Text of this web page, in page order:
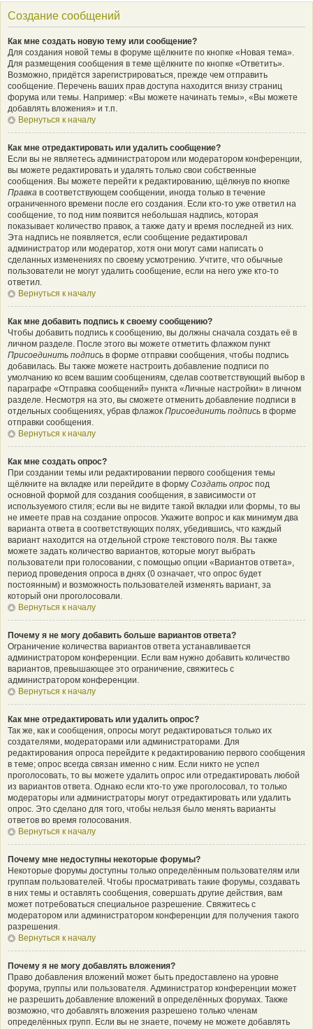
Создание сообщений
Как мне создать новую тему или сообщение?
Для создания новой темы в форуме щёлкните по кнопке «Новая тема».
Для размещения сообщения в теме щёлкните по кнопке «Ответить».
Возможно, придётся зарегистрироваться, прежде чем отправить
сообщение. Перечень ваших прав доступа находится внизу страниц
форума или темы. Например: «Вы можете начинать темы», «Вы можете
добавлять вложения» и т.п.
Вернуться к началу
Как мне отредактировать или удалить сообщение?
Если вы не являетесь администратором или модератором конференции,
вы можете редактировать и удалять только свои собственные
сообщения. Вы можете перейти к редактированию, щёлкнув по кнопке
Правка в соответствующем сообщении, иногда только в течение
ограниченного времени после его создания. Если кто-то уже ответил на
сообщение, то под ним появится небольшая надпись, которая
показывает количество правок, а также дату и время последней из них.
Эта надпись не появляется, если сообщение редактировал
администратор или модератор, хотя они могут сами написать о
сделанных изменениях по своему усмотрению. Учтите, что обычные
пользователи не могут удалить сообщение, если на него уже кто-то
ответил.
Вернуться к началу
Как мне добавить подпись к своему сообщению?
Чтобы добавить подпись к сообщению, вы должны сначала создать её в
личном разделе. После этого вы можете отметить флажком пункт
Присоединить подпись в форме отправки сообщения, чтобы подпись
добавилась. Вы также можете настроить добавление подписи по
умолчанию ко всем вашим сообщениям, сделав соответствующий выбор в
параграфе «Отправка сообщений» пункта «Личные настройки» в личном
разделе. Несмотря на это, вы сможете отменить добавление подписи в
отдельных сообщениях, убрав флажок Присоединить подпись в форме
отправки сообщения.
Вернуться к началу
Как мне создать опрос?
При создании темы или редактировании первого сообщения темы
щёлкните на вкладке или перейдите в форму Создать опрос под
основной формой для создания сообщения, в зависимости от
используемого стиля; если вы не видите такой вкладки или формы, то вы
не имеете прав на создание опросов. Укажите вопрос и как минимум два
варианта ответа в соответствующих полях, убедившись, что каждый
вариант находится на отдельной строке текстового поля. Вы также
можете задать количество вариантов, которые могут выбрать
пользователи при голосовании, с помощью опции «Вариантов ответа»,
период проведения опроса в днях (0 означает, что опрос будет
постоянным) и возможность пользователей изменять вариант, за
который они проголосовали.
Вернуться к началу
Почему я не могу добавить больше вариантов ответа?
Ограничение количества вариантов ответа устанавливается
администратором конференции. Если вам нужно добавить количество
вариантов, превышающее это ограничение, свяжитесь с
администратором конференции.
Вернуться к началу
Как мне отредактировать или удалить опрос?
Так же, как и сообщения, опросы могут редактироваться только их
создателями, модераторами или администраторами. Для
редактирования опроса перейдите к редактированию первого сообщения
в теме; опрос всегда связан именно с ним. Если никто не успел
проголосовать, то вы можете удалить опрос или отредактировать любой
из вариантов ответа. Однако если кто-то уже проголосовал, то только
модераторы или администраторы могут отредактировать или удалить
опрос. Это сделано для того, чтобы нельзя было менять варианты
ответов во время голосования.
Вернуться к началу
Почему мне недоступны некоторые форумы?
Некоторые форумы доступны только определённым пользователям или
группам пользователей. Чтобы просматривать такие форумы, создавать
в них темы и оставлять сообщения, совершать другие действия, вам
может потребоваться специальное разрешение. Свяжитесь с
модератором или администратором конференции для получения такого
разрешения.
Вернуться к началу
Почему я не могу добавлять вложения?
Право добавления вложений может быть предоставлено на уровне
форума, группы или пользователя. Администратор конференции может
не разрешить добавление вложений в определённых форумах. Также
возможно, что добавлять вложения разрешено только членам
определённых групп. Если вы не знаете, почему не можете добавлять